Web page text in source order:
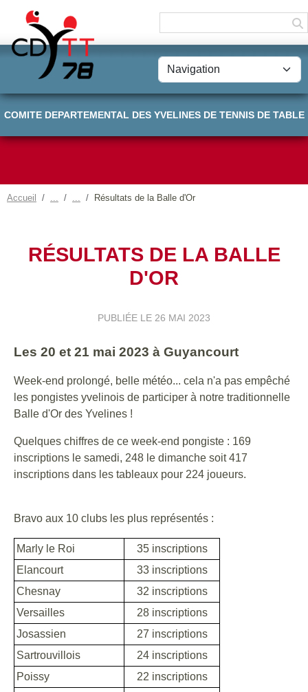
COMITE DEPARTEMENTAL DES YVELINES DE TENNIS DE TABLE
Accueil Résultats de la Balle d'Or
RÉSULTATS DE LA BALLE
D'OR
PUBLIÉE LE 26 MAI 2023
Les 20 et 21 mai 2023 à Guyancourt
Week-end prolongé, belle météo... cela n'a pas empêché
les pongistes yvelinois de participer à notre traditionnelle
Balle d'Or des Yvelines !
Quelques chiffres de ce week-end pongiste : 169
inscriptions le samedi, 248 le dimanche soit 417
inscriptions dans les tableaux pour 224 joueurs.
Bravo aux 10 clubs les plus représentés :
Marly le Roi
35 inscriptions
Elancourt
33 inscriptions
Chesnay
32 inscriptions
Versailles
28 inscriptions
Josassien
27 inscriptions
Sartrouvillois
24 inscriptions
Poissy
22 inscriptions
Panneau de gestion des cookies